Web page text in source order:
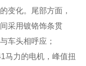
变化。尾部方面，
采用镀铬饰条贯
车头相呼应；
马力的电机，峰值扭